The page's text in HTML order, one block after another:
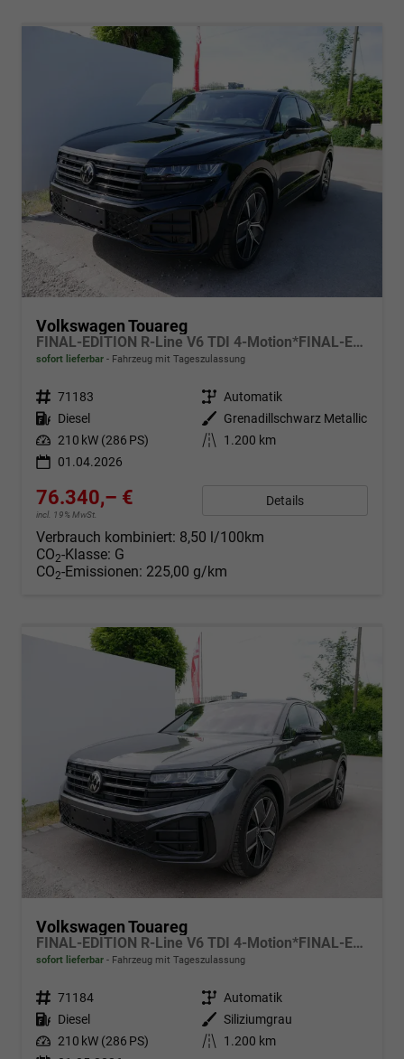
Volkswagen Touareg
FINAL-EDITION R-Line V6 TDI 4-Motion*FINAL-EDITION*AHK-SCHWENKBAR*NAVI*ACC*PDC*LED*SHZ*21-ZOLL
sofort lieferbar Fahrzeug mit Tageszulassung
Fahrzeugnr. 71183 Getriebe Automatik
Kraftstoff Diesel Außenfarbe
Grenadillschwarz Metallic
Leistung 210 kW (286 PS) Kilometerstand
1.200 km
01.04.2026
76.340,– €
incl. 19% MwSt.
Details
Verbrauch kombiniert: 8,50 l/100km
CO2-Klasse: G
CO2-Emissionen: 225,00 g/km
Volkswagen Touareg
FINAL-EDITION R-Line V6 TDI 4-Motion*FINAL-EDITION*AHK-SCHWENKBAR*NAVI*ACC*PDC*LED*SHZ*21-ZOLL
sofort lieferbar Fahrzeug mit Tageszulassung
Fahrzeugnr. 71184 Getriebe Automatik
Kraftstoff Diesel Außenfarbe Siliziumgrau
Leistung 210 kW (286 PS) Kilometerstand
1.200 km